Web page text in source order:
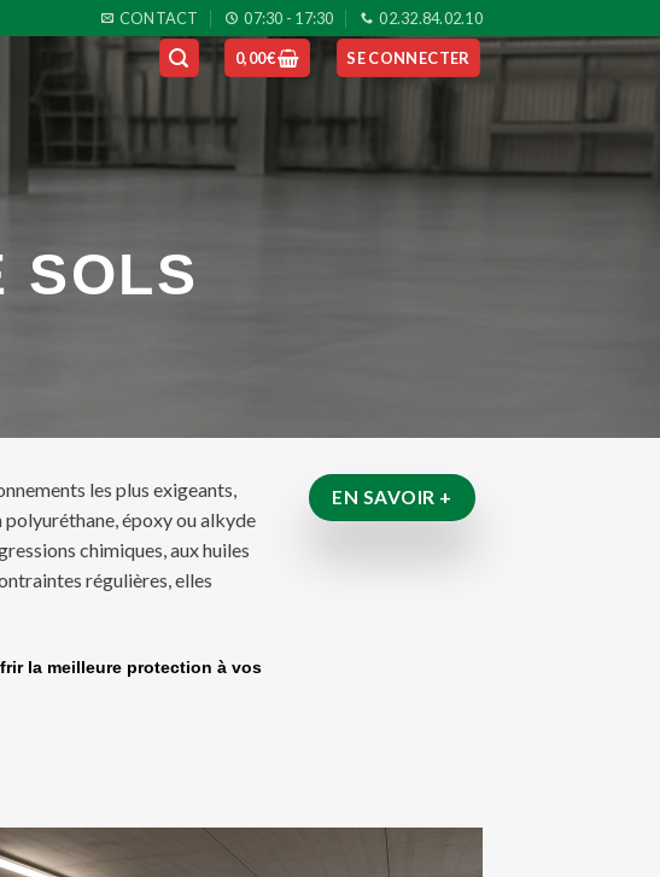
CONTACT 07:30 - 17:30 02.32.84.02.10
0,00€ SE CONNECTER
SOLS
les plus exigeants,
polyuréthane, époxy ou alkyde
chimiques, aux huiles
régulières, elles
la meilleure protection à vos
EN SAVOIR +